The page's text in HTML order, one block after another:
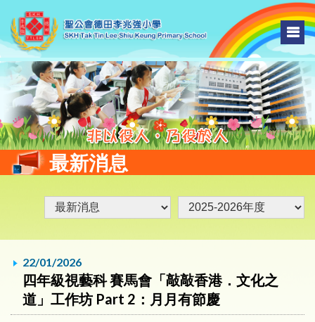
最新消息
22/01/2026
四年級視藝科 賽馬會「敲敲香港．文化之
道」工作坊 Part 2：月月有節慶